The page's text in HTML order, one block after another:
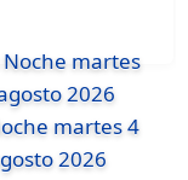
martes 4
2026